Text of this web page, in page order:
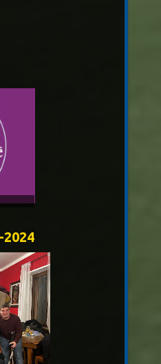
2024